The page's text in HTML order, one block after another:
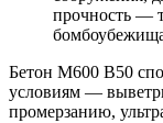
прочность —
Бетон М600 В50
условиям —
промерзанию,